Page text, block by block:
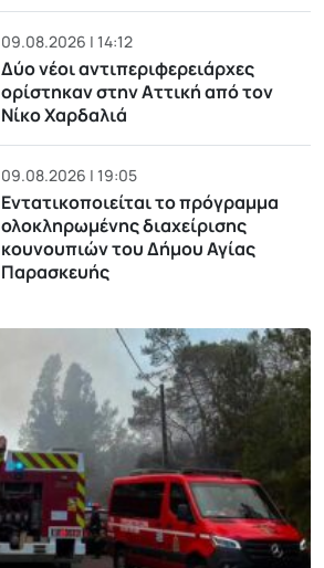
09.08.2026 | 14:12
Δύο νέοι αντιπεριφερειάρχες
ορίστηκαν στην Αττική από τον
Νίκο Χαρδαλιά
09.08.2026 | 19:05
Εντατικοποιείται το πρόγραμμα
ολοκληρωμένης διαχείρισης
κουνουπιών του Δήμου Αγίας
Παρασκευής